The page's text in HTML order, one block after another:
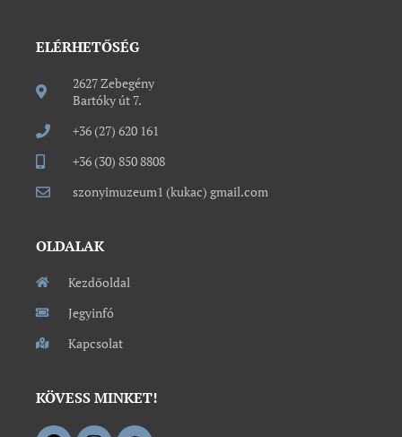
ELÉRHETŐSÉG
2627 Zebegény
Bartóky út 7.
+36 (27) 620 161
+36 (30) 850 8808
szonyimuzeum1 (kukac) gmail.com
OLDALAK
Kezdőoldal
Jegyinfó
Kapcsolat
KÖVESS MINKET!